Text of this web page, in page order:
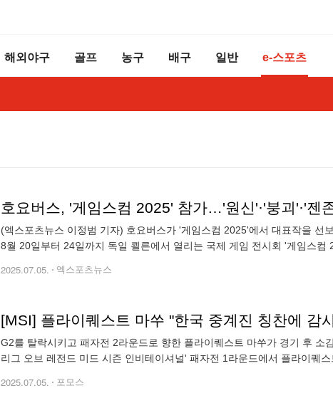
해외야구 골프 농구 배구 일반 e-스포츠
호요버스, '게임스컴 2025' 참가…'원신'·'붕괴'·'젠
(엑스포츠뉴스 이정범 기자) 호요버스가 '게임스컴 2025'에서 대표작을 선
8월 20일부터 24일까지 독일 쾰른에서 열리는 국제 게임 전시회 '게임스
2025.07.05. 엑스포츠뉴스
[MSI] 플라이퀘스트 마쑤 "한국 중계진 칭찬에 감
G2를 탈락시키고 패자전 2라운드로 향한 플라이퀘스트 마쑤가 경기 후
리그 오브 레전드 미드 시즌 인비테이셔널' 패자전 1라운드에서 플라이퀘
2025.07.05. 포모스